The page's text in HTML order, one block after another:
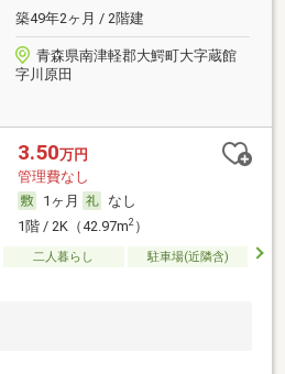
築49年2ヶ月 / 2階建
青森県南津軽郡大鰐町大字蔵館
字川原田
3.50万円
管理費なし
1ヶ月
なし
1階 / 2K（42.97m2）
二人暮らし
駐車場(近隣含)